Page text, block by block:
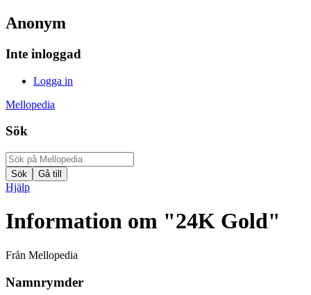
Anonym
Inte inloggad
Logga in
Mellopedia
Sök
Hjälp
Information om "24K Gold"
Från Mellopedia
Namnrymder